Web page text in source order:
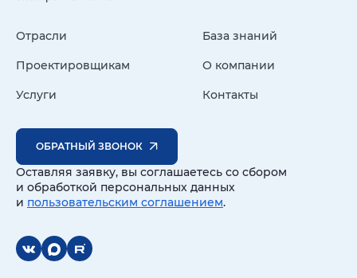
Отрасли
Проектировщикам
Услуги
База знаний
О компании
Контакты
ОБРАТНЫЙ ЗВОНОК
Оставляя заявку, вы соглашаетесь со сбором
и обработкой персональных данных
и пользовательским соглашением.